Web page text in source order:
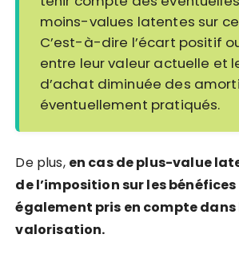
moins-values latentes sur
C’est-à-dire l’écart positif
entre leur valeur actuelle et
d’achat diminuée des
éventuellement pratiqués.
De plus, en cas de plus-value
de l’imposition sur les
également pris en compte dans
valorisation.